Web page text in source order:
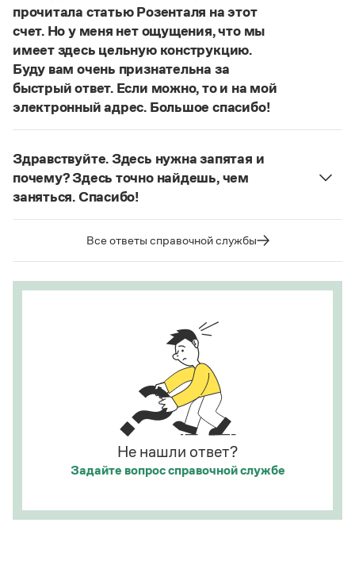
Учебник Грамоты
Правила русского языка: от азов до тонкостей
Интерактивные упражнения: от простого к сложному
Скороговорки
Издательство
Словари
Научпоп
прочитала статью Розенталя на этот
счет. Но у меня нет ощущения, что мы
имеет здесь цельную конструкцию.
Буду вам очень признательна за
быстрый ответ. Если можно, то и на мой
электронный адрес. Большое спасибо!
Действительно, в данном случае не приходится
(термин из справочника по пунктуации
Д. Э. Розенталя).Он готов был отдать ей всё,
что имел— сложноподчиненное местоименно-
соотносительное предложение с
соотносительным словомвсё.
Страница ответа
Здравствуйте. Здесь нужна запятая и
почему? Здесь точно найдешь, чем
заняться. Спасибо!
Запятая нужна, она отделяет части
сложноподчиненного предложения (придаточная
Все ответы справочной службы
Не нашли ответ?
Задайте вопроссправочной службе